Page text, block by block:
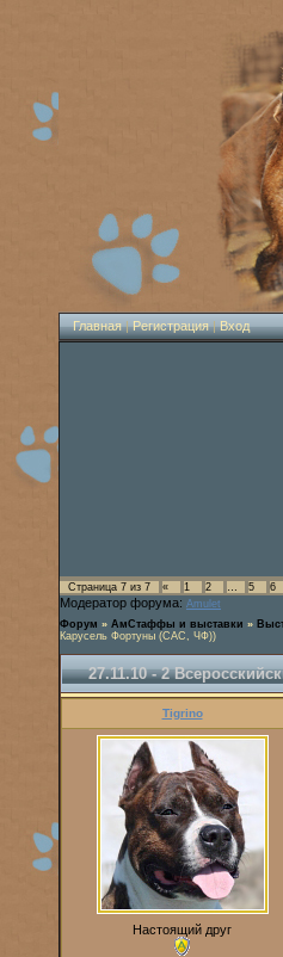
Главная|Регистрация|Вход
Страница 7 из 7 « 1 2 … 5 6
Модератор форума: Amulet
Форум » АмСтаффы и выставки »
Карусель Фортуны (САС, ЧФ))
27.11.10 - 2
Tigrino
Настоящий друг